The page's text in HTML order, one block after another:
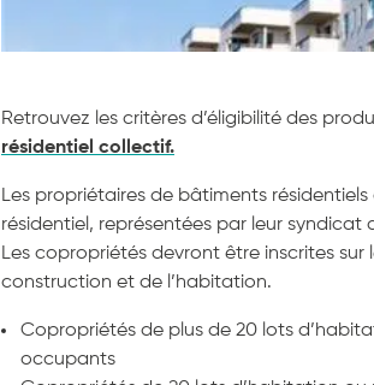
Retrouvez les critères d’éligibilité des
résidentiel collectif.
Les propriétaires de bâtiments
résidentiel, représentées par leur
Les copropriétés devront être inscrites
construction et de l’habitation.
Copropriétés de plus de 20 lots
occupants